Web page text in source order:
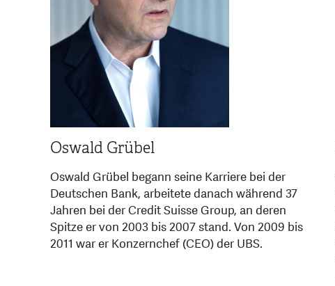
Oswald Grübel
Oswald Grübel begann seine Karriere bei der
Deutschen Bank, arbeitete danach während 37
Jahren bei der Credit Suisse Group, an deren
Spitze er von 2003 bis 2007 stand. Von 2009 bis
2011 war er Konzernchef (CEO) der UBS.